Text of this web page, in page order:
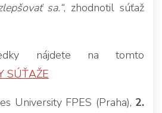
sa.“, zhodnotil súťaž
nájdete na tomto
SÚŤAŽE
University FPES (Praha), 2.